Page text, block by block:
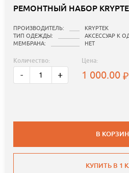
РЕМОНТНЫЙ НАБОР
ПРОИЗВОДИТЕЛЬ:
KRYPTEK
ТИП ОДЕЖДЫ:
АКСЕССУАР К
МЕМБРАНА:
НЕТ
Количество:
- +
Цена:
1 000.00
В
КУПИТЬ В 1